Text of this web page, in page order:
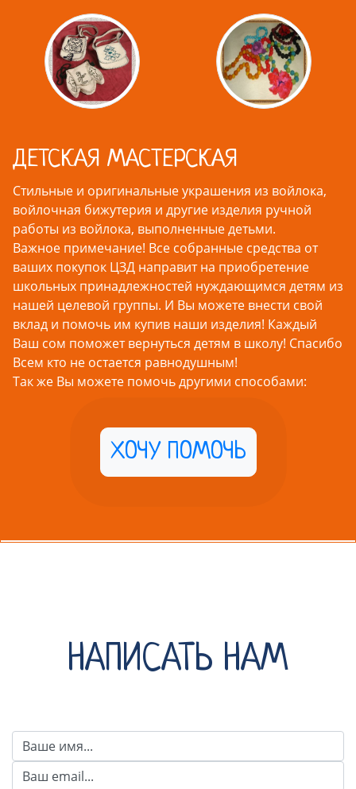
ДЕТСКАЯ МАСТЕРСКАЯ
Стильные и оригинальные украшения из войлока,
войлочная бижутерия и другие изделия ручной
работы из войлока, выполненные детьми.
Важное примечание! Все собранные средства от
ваших покупок ЦЗД направит на приобретение
школьных принадлежностей нуждающимся детям из
нашей целевой группы. И Вы можете внести свой
вклад и помочь им купив наши изделия! Каждый
Ваш сом поможет вернуться детям в школу! Спасибо
Всем кто не остается равнодушным!
Так же Вы можете помочь другими способами:
ХОЧУ ПОМОЧЬ
НАПИСАТЬ НАМ